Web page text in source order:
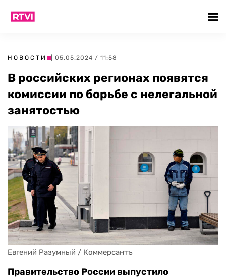
НОВОСТИ | 05.05.2024 / 11:58
В российских регионах появятся
комиссии по борьбе с нелегальной
занятостью
Евгений Разумный / Коммерсантъ
Правительство России выпустило